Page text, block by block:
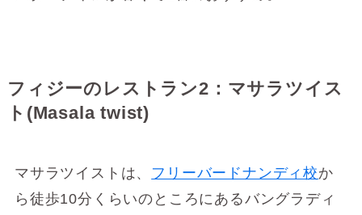
フィジーのレストラン2：マサラツイス
ト(Masala twist)
マサラツイストは、 フリーバードナンディ校か
ら徒歩10分くらいのところにあるバングラディ